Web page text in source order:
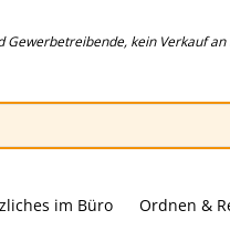
Gewerbetreibende, kein Verkauf
im Büro Ordnen &